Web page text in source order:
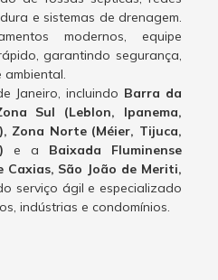
e sistemas de drenagem.
modernos, equipe
garantindo segurança,
Janeiro, incluindo Barra da
Sul (Leblon, Ipanema,
Zona Norte (Méier, Tijuca,
e a Baixada Fluminense
Caxias, São João de Meriti,
serviço ágil e especializado
indústrias e condomínios.